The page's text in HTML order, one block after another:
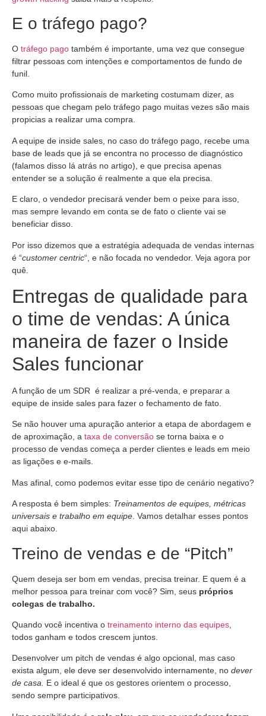
E o tráfego pago?
O tráfego pago também é importante, uma vez que consegue
filtrar pessoas com intenções e comportamentos de fundo de
funil.
Como muito profissionais de marketing costumam dizer, as
pessoas que chegam pelo tráfego pago muitas vezes são mais
propicias a realizar uma compra.
A equipe de inside sales, no caso do tráfego pago, recebe uma
base de leads que já se encontra no processo de diagnóstico
(falamos disso lá atrás no artigo), e que precisa apenas
entender se a solução é realmente a que ela precisa.
E claro, o vendedor precisará vender bem o peixe para isso,
mas sempre levando em conta se de fato o cliente vai se
beneficiar disso.
Por isso dizemos que a estratégia adequada de vendas internas
é “customer centric“, e não focada no vendedor. Veja agora por
quê.
Entregas de qualidade para
o time de vendas: A única
maneira de fazer o Inside
Sales funcionar
A função de um SDR é realizar a pré-venda, e preparar a
equipe de inside sales para fazer o fechamento de fato.
Se não houver uma apuração anterior a etapa de abordagem e
de aproximação, a taxa de conversão se torna baixa e o
processo de vendas começa a perder clientes e leads em meio
as ligações e e-mails.
Mas afinal, como podemos evitar esse tipo de cenário negativo?
A resposta é bem simples: Treinamentos de equipes, métricas
universais e trabalho em equipe . Vamos detalhar esses pontos
aqui abaixo.
Treino de vendas e de “Pitch”
Quem deseja ser bom em vendas, precisa treinar. E quem é a
melhor pessoa para treinar com você? Sim, seus próprios
colegas de trabalho.
Quando você incentiva o treinamento interno das equipes
todos ganham e todos crescem juntos.
Desenvolver um pitch de vendas é algo opcional, mas caso
exista algum, ele deve ser desenvolvido internamente, no dever
de casa. E o ideal é que os gestores orientem o processo,
sendo sempre participativos.